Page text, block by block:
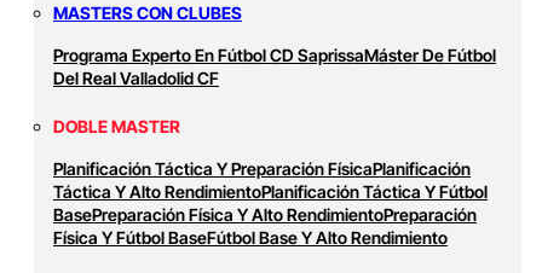
MASTERS CON CLUBES
Programa Experto En Fútbol CD SaprissaMáster De Fútbol
Del Real Valladolid CF
DOBLE MASTER
Planificación Táctica Y Preparación FísicaPlanificación
Táctica Y Alto RendimientoPlanificación Táctica Y Fútbol
BasePreparación Física Y Alto RendimientoPreparación
Física Y Fútbol BaseFútbol Base Y Alto Rendimiento